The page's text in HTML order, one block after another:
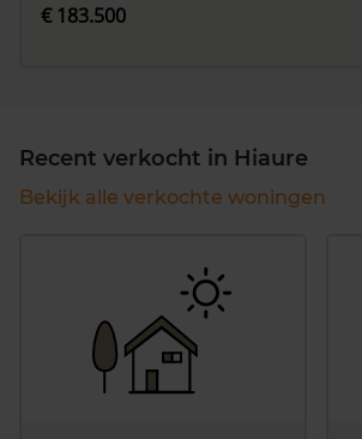
€ 183.500
Recent verkocht in Hiaure
Bekijk alle verkochte woningen